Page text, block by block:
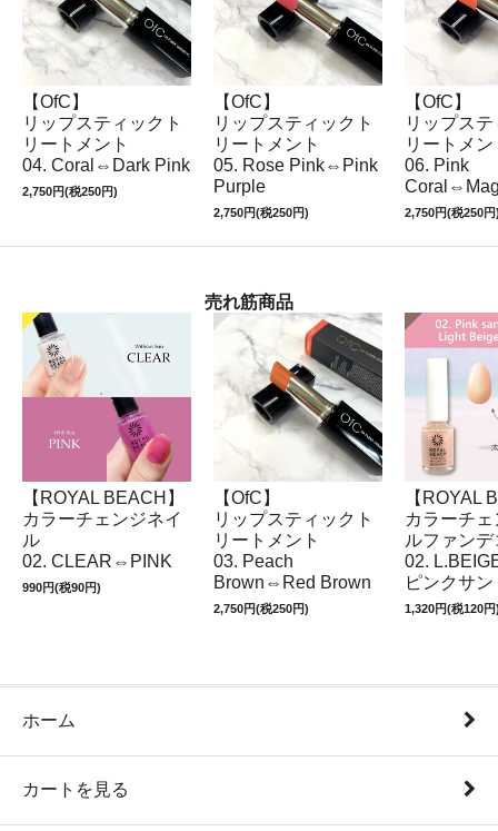
【OfC】
リップスティックト
リートメント
04. Coral⇔Dark Pink
2,750円(税250円)
【OfC】
リップスティックト
リートメント
05. Rose Pink⇔Pink
Purple
2,750円(税250円)
【OfC】
リップス
リートメン
06. Pink
2,750円(税250円
売れ筋商品
【ROYAL BEACH】
カラーチェンジネイ
ル
02. CLEAR⇔PINK
990円(税90円)
【OfC】
リップスティックト
リートメント
03. Peach
Brown⇔Red Brown
2,750円(税250円)
【ROYAL
カラーチ
ルファン
02.
ピンクサ
1,320円(税120円
ホーム
カートを見る